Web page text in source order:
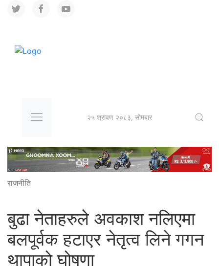
२५ श्रावण २०८३, सोमबार
राजनीति
बुढा नेताहरुले अवकाश नलिएमा
बलपूर्वक हटाएर नेतृत्व लिने गगन
थापाको घोषणा